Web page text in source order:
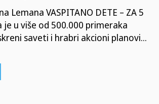
Lemana VASPITANO DETE – ZA 5
je u više od 500.000 primeraka
saveti i hrabri akcioni planovi...